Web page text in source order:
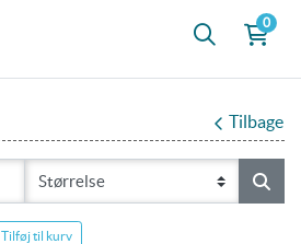
0
Tilbage
Tilføj til kurv